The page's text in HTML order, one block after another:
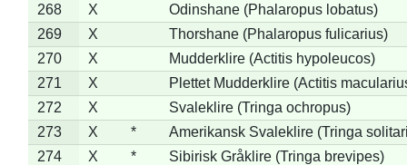
268
X
Odinshane (Phalaropus lobatus)
269
X
Thorshane (Phalaropus fulicarius)
270
X
Mudderklire (Actitis hypoleucos)
271
X
Plettet Mudderklire (Actitis
272
X
Svaleklire (Tringa ochropus)
273
X *
Amerikansk Svaleklire (Tringa
274
X *
Sibirisk Gråklire (Tringa brevipes)